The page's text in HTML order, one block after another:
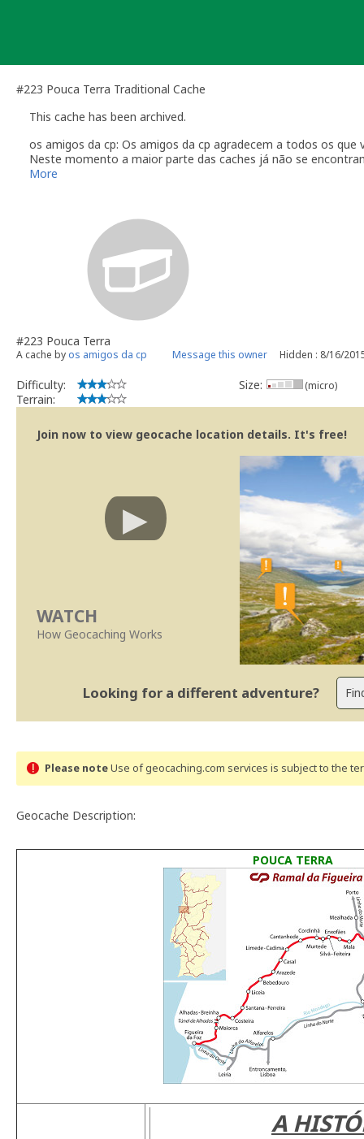
#223 Pouca Terra Traditional Cache
This cache has been archived.
os amigos da cp: Os amigos da cp agradecem a todos os que
Neste momento a maior parte das caches já não se
Vamos tentar manter a primeira cache e a ultima para
More
#223 Pouca Terra
A cache by os amigos da cp Message this owner Hidden : 8/16/
Difficulty:
Terrain:
Size: (micro)
Join now to view geocache location details. It's free!
WATCH
How Geocaching Works
Looking for a different adventure?
Please noteUse of geocaching.com services is subject to the
Geocache Description:
POUCA TERRA
A